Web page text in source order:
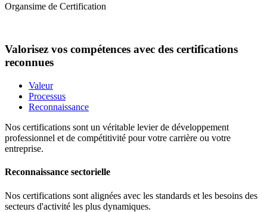
Organsime de Certification
Valorisez vos compétences avec des certifications
reconnues
Valeur
Processus
Reconnaissance
Nos certifications sont un véritable levier de développement
professionnel et de compétitivité pour votre carrière ou votre
entreprise.
Reconnaissance sectorielle
Nos certifications sont alignées avec les standards et les besoins des
secteurs d'activité les plus dynamiques.